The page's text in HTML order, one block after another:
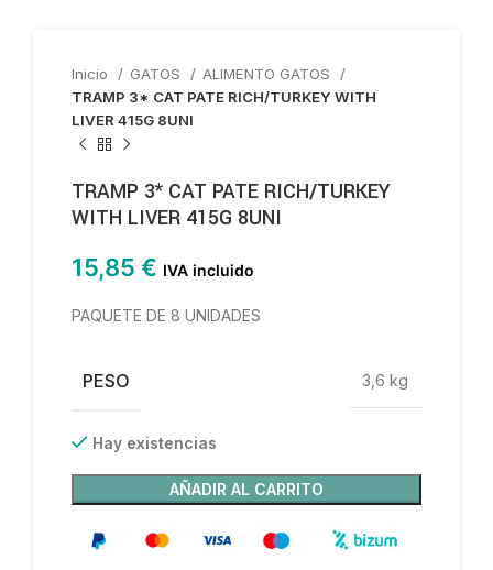
Inicio GATOS
ALIMENTO GATOS
TRAMP 3* CAT PATE RICH/TURKEY WITH
LIVER 415G 8UNI
TRAMP 3* CAT PATE RICH/TURKEY
WITH LIVER 415G 8UNI
15,85 € IVA incluido
PAQUETE DE 8 UNIDADES
PESO 3,6 kg
Hay existencias
AÑADIR AL CARRITO